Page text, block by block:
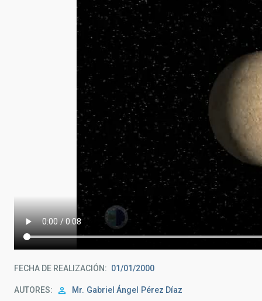
FECHA DE REALIZACIÓN 01/01/2000
AUTORES Mr. Gabriel Ángel
Pérez Díaz